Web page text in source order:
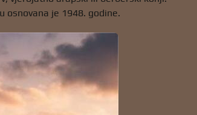
osnovana je 1948. godine.